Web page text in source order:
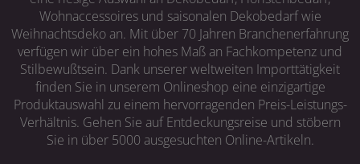
Wohnaccessoires und saisonalen Dekobedarf wie
Weihnachtsdeko an. Mit über 70 Jahren Branchenerfahrung
verfügen wir über ein hohes Maß an Fachkompetenz und
Stilbewußtsein. Dank unserer weltweiten Importtätigkeit
finden Sie in unserem Onlineshop eine einzigartige
Produktauswahl zu einem hervorragenden Preis-Leistungs-
Verhältnis. Gehen Sie auf Entdeckungsreise und stöbern
Sie in über 5000 ausgesuchten Online-Artikeln.